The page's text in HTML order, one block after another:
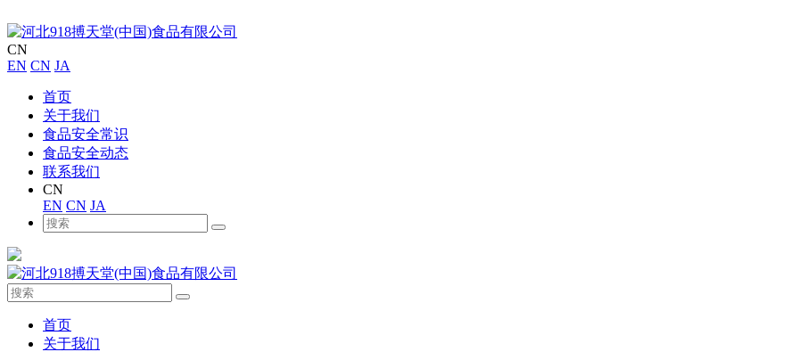
CN
EN CN JA
首页
关于我们
食品安全常识
食品安全动态
联系我们
CN
EN CN JA
首页
关于我们